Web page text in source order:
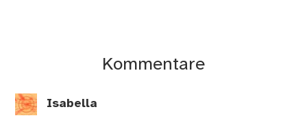
Kommentare
Isabella